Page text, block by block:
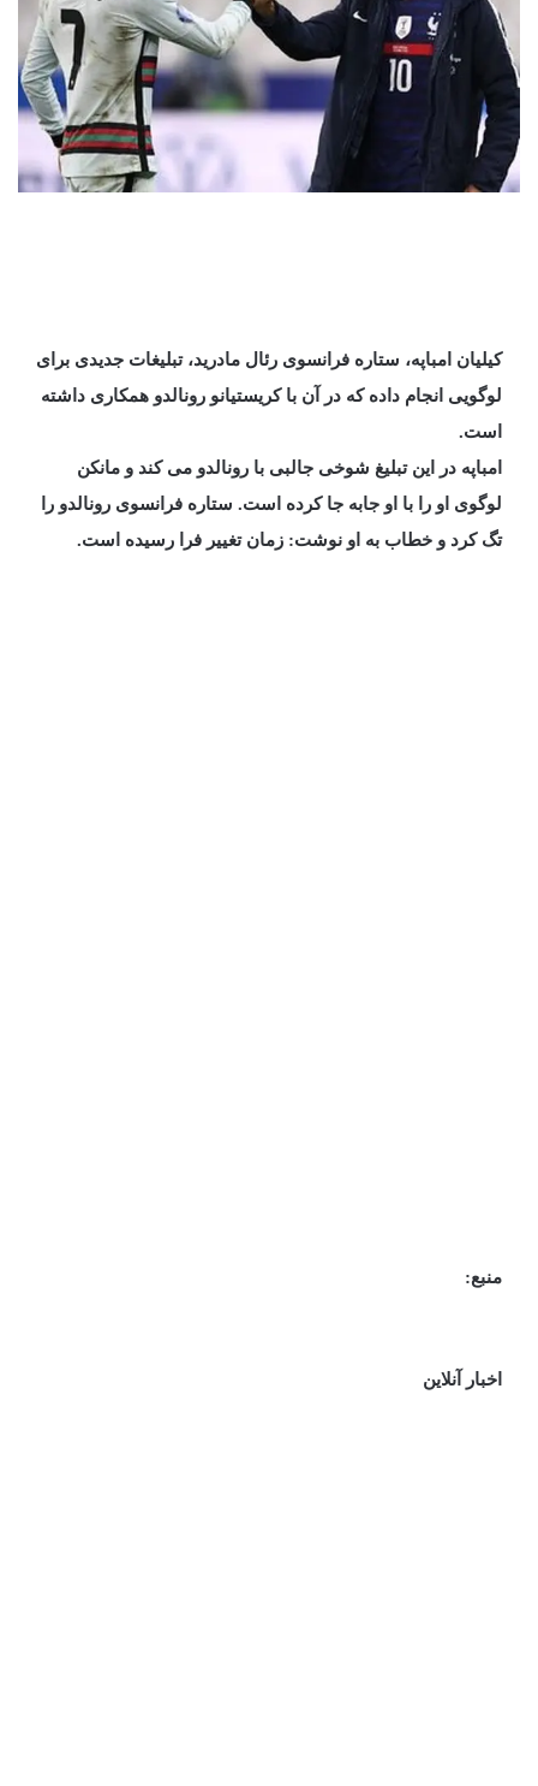
کیلیان امباپه، ستاره فرانسوی رئال مادرید، تبلیغات جدیدی برای
لوگویی انجام داده که در آن با کریستیانو رونالدو همکاری داشته
است.
امباپه در این تبلیغ شوخی جالبی با رونالدو می کند و مانکن
لوگوی او را با او جابه جا کرده است. ستاره فرانسوی رونالدو را
تگ کرد و خطاب به او نوشت: زمان تغییر فرا رسیده است.
منبع:
اخبار آنلاین